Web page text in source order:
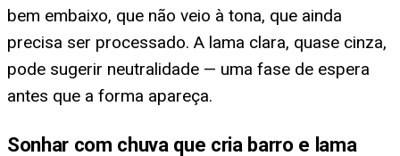
bem embaixo, que não veio à tona, que ainda
precisa ser processado. A lama clara, quase cinza,
pode sugerir neutralidade — uma fase de espera
antes que a forma apareça.
Sonhar com chuva que cria barro e lama